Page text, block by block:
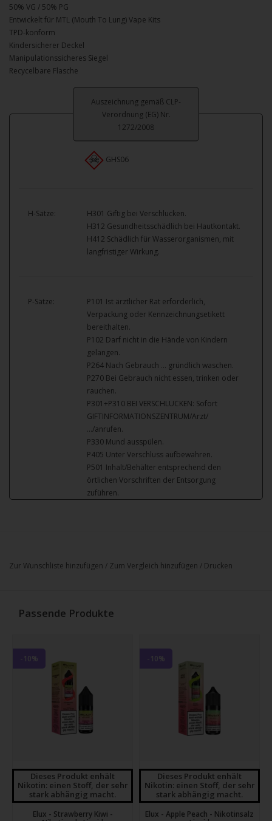
50% VG / 50% PG
Entwickelt für MTL (Mouth To Lung) Vape Kits
TPD-konform
Kindersicherer Deckel
Manipulationssicheres Siegel
Recycelbare Flasche
Auszeichnung gemäß CLP-
Verordnung (EG) Nr.
1272/2008
GHS06
H-Sätze:
H301 Giftig bei Verschlucken.
H312 Gesundheitsschädlich bei Hautkontakt.
H412 Schädlich für Wasserorganismen, mit
langfristiger Wirkung.
P-Sätze:
P101 Ist ärztlicher Rat erforderlich,
Verpackung oder Kennzeichnungsetikett
bereithalten.
P102 Darf nicht in die Hände von Kindern
gelangen.
P264 Nach Gebrauch … gründlich waschen.
P270 Bei Gebrauch nicht essen, trinken oder
rauchen.
P301+P310 BEI VERSCHLUCKEN: Sofort
GIFTINFORMATIONSZENTRUM/Arzt/
…/anrufen.
P330 Mund ausspülen.
P405 Unter Verschluss aufbewahren.
P501 Inhalt/Behälter entsprechend den
örtlichen Vorschriften der Entsorgung
zuführen.
Zur Wunschliste hinzufügen / Zum Vergleich hinzufügen / Drucken
Passende Produkte
-10%
Dieses Produkt enhält
Nikotin: einen Stoff, der sehr
stark abhängig macht.
Elux - Strawberry Kiwi -
-10%
Dieses Produkt enhält
Nikotin: einen Stoff, der sehr
stark abhängig macht.
Elux - Apple Peach - Nikotinsalz